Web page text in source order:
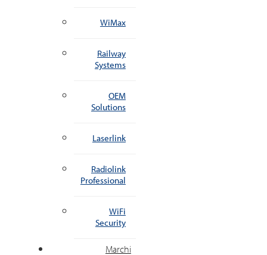
WiMax
Railway
Systems
OEM
Solutions
Laserlink
Radiolink
Professional
WiFi
Security
Marchi